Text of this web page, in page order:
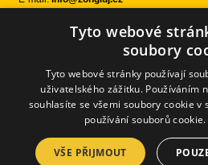
Sledujte nás
© 2026 Žongluj.cz |
E-
Tyto webové
soubory
Tyto webové stránky používají
uživatelského zážitku. Používáním
souhlasíte se všemi soubory cookie v
používání souborů cookie.
VŠE PŘIJMOUT